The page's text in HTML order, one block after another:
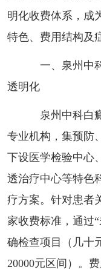
明化收费体系，成
特色、费用结构及
一、泉州中科
透明化
泉州中科白癜
专业机构，集预防
下设医学检验中心
透治疗中心等特色
疗方案。针对患者
家收费标准，通过
确检查项目（几十
20000元区间）。